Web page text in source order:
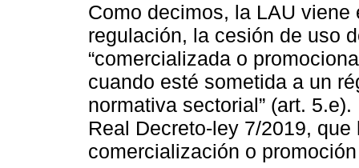
Como decimos, la LAU
regulación, la cesión de uso
“comercializada o
cuando esté sometida a un
normativa sectorial” (art.
Real Decreto-ley 7/2019,
comercialización o